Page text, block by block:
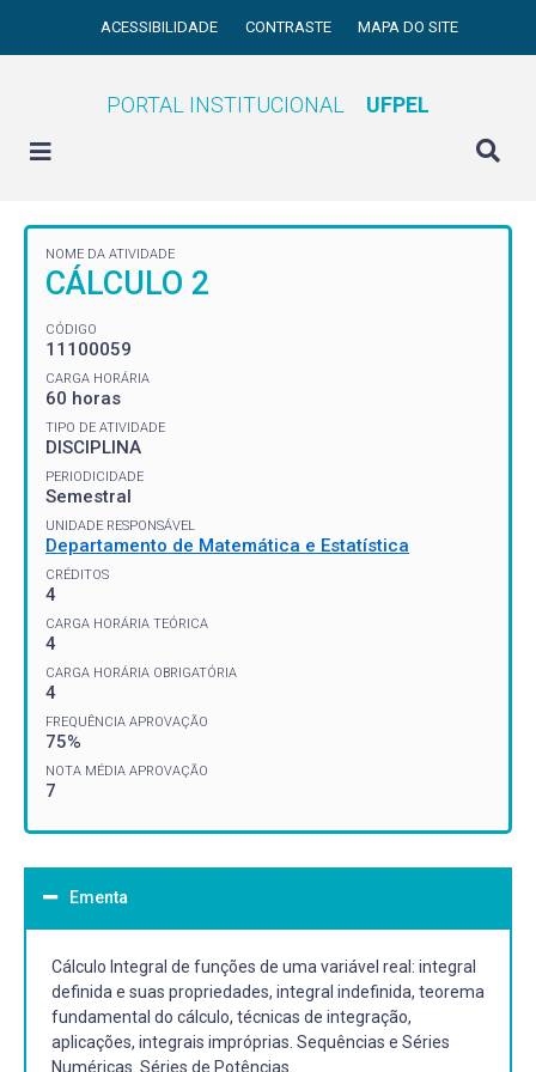
ACESSIBILIDADE CONTRASTE MAPA DO SITE
PORTAL INSTITUCIONAL UFPEL
NOME DA ATIVIDADE
CÁLCULO 2
CÓDIGO
11100059
CARGA HORÁRIA
60 horas
TIPO DE ATIVIDADE
DISCIPLINA
PERIODICIDADE
Semestral
UNIDADE RESPONSÁVEL
Departamento de Matemática e Estatística
CRÉDITOS
4
CARGA HORÁRIA TEÓRICA
4
CARGA HORÁRIA OBRIGATÓRIA
4
FREQUÊNCIA APROVAÇÃO
75%
NOTA MÉDIA APROVAÇÃO
7
Ementa
Cálculo Integral de funções de uma variável real: integral
definida e suas propriedades, integral indefinida, teorema
fundamental do cálculo, técnicas de integração,
aplicações, integrais impróprias. Sequências e Séries
Numéricas. Séries de Potências.